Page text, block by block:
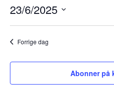
23/6/2025
Velg
Forrige dag
Abonner på